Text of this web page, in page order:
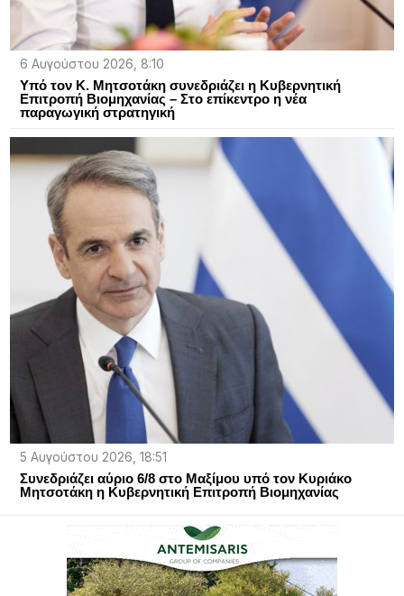
6 Αυγούστου 2026, 8:10
Υπό τον Κ. Μητσοτάκη συνεδριάζει η Κυβερνητική
Επιτροπή Βιομηχανίας – Στο επίκεντρο η νέα
παραγωγική στρατηγική
5 Αυγούστου 2026, 18:51
Συνεδριάζει αύριο 6/8 στο Μαξίμου υπό τον Κυριάκο
Μητσοτάκη η Κυβερνητική Επιτροπή Βιομηχανίας